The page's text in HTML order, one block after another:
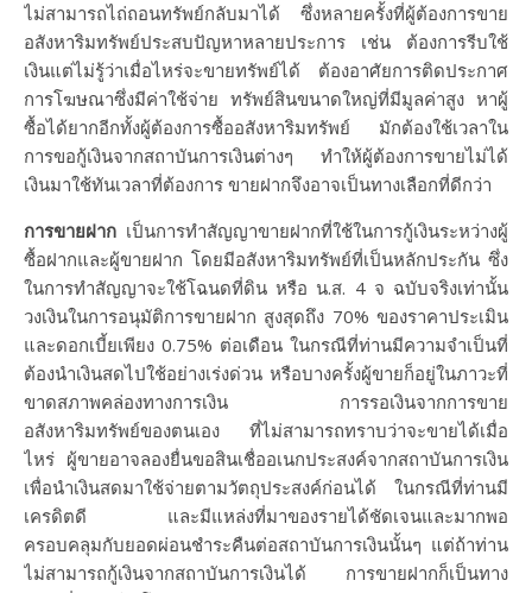
ไม่สามารถไถ่ถอนทรัพย์กลับมาได้ ซึ่งหลายครั้งที่ผู้ต้องการขาย
อสังหาริมทรัพย์ประสบปัญหาหลายประการ เช่น ต้องการรีบใช้
เงินแต่ไม่รู้ว่าเมื่อไหร่จะขายทรัพย์ได้ ต้องอาศัยการติดประกาศ
การโฆษณาซึ่งมีค่าใช้จ่าย ทรัพย์สินขนาดใหญ่ที่มีมูลค่าสูง หาผู้
ซื้อได้ยากอีกทั้งผู้ต้องการซื้ออสังหาริมทรัพย์ มักต้องใช้เวลาใน
การขอกู้เงินจากสถาบันการเงินต่างๆ ทำให้ผู้ต้องการขายไม่ได้
เงินมาใช้ทันเวลาที่ต้องการ ขายฝากจึงอาจเป็นทางเลือกที่ดีกว่า
การขายฝาก เป็นการทำสัญญาขายฝากที่ใช้ในการกู้เงินระหว่างผู้
ซื้อฝากและผู้ขายฝาก โดยมีอสังหาริมทรัพย์ที่เป็นหลักประกัน ซึ่ง
ในการทำสัญญาจะใช้โฉนดที่ดิน หรือ น.ส. 4 จ ฉบับจริงเท่านั้น
วงเงินในการอนุมัติการขายฝาก สูงสุดถึง 70% ของราคาประเมิน
และดอกเบี้ยเพียง 0.75% ต่อเดือน ในกรณีที่ท่านมีความจำเป็นที่
ต้องนำเงินสดไปใช้อย่างเร่งด่วน หรือบางครั้งผู้ขายก็อยู่ในภาวะที่
ขาดสภาพคล่องทางการเงิน การรอเงินจากการขาย
อสังหาริมทรัพย์ของตนเอง ที่ไม่สามารถทราบว่าจะขายได้เมื่อ
ไหร่ ผู้ขายอาจลองยื่นขอสินเชื่ออเนกประสงค์จากสถาบันการเงิน
เพื่อนำเงินสดมาใช้จ่ายตามวัตถุประสงค์ก่อนได้ ในกรณีที่ท่านมี
เครดิตดี และมีแหล่งที่มาของรายได้ชัดเจนและมากพอ
ครอบคลุมกับยอดผ่อนชำระคืนต่อสถาบันการเงินนั้นๆ แต่ถ้าท่าน
ไม่สามารถกู้เงินจากสถาบันการเงินได้ การขายฝากก็เป็นทาง